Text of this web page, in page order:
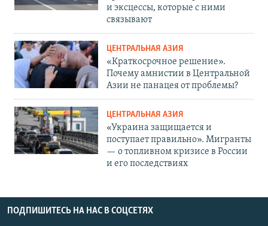
и эксцессы, которые с ними
связывают
ЦЕНТРАЛЬНАЯ АЗИЯ
«Краткосрочное решение».
Почему амнистии в Центральной
Азии не панацея от проблемы?
ЦЕНТРАЛЬНАЯ АЗИЯ
«Украина защищается и
поступает правильно». Мигранты
— о топливном кризисе в России
и его последствиях
ПОДПИШИТЕСЬ НА НАС В СОЦСЕТЯХ